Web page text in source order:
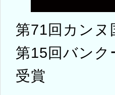
第71回カンヌ
第15回バンク
受賞